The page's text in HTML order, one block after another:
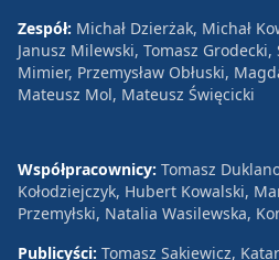
Zespół: Michał Dzierżak, Michał
Janusz Milewski, Tomasz
Mimier, Przemysław Obłuski,
Mateusz Mol, Mateusz Święcicki
Współpracownicy: Tomasz
Kołodziejczyk, Hubert Kowalski,
Przemyłski, Natalia Wasilewska,
Publicyści: Tomasz Sakiewicz,